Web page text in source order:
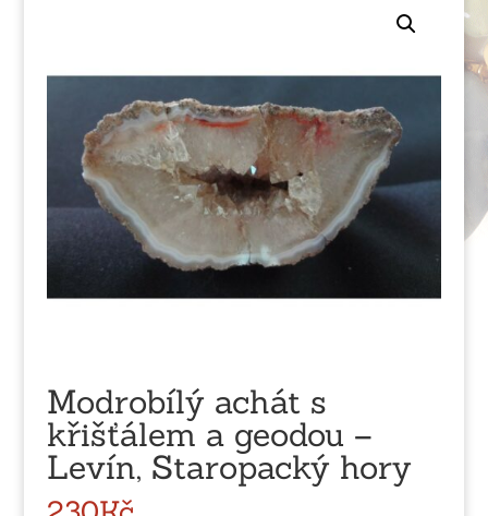
Modrobílý achát s
křišťálem a geodou –
Levín, Staropacký hory